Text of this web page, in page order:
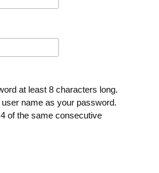
at least 8 characters long.
name as your password.
of the same consecutive